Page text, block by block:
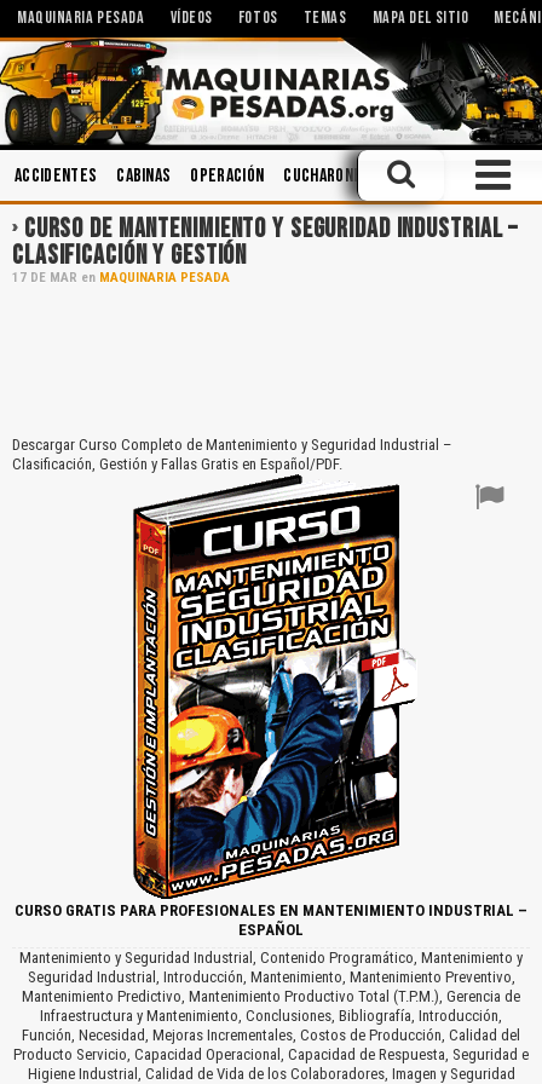
MAQUINARIA PESADA VÍDEOS FOTOS TEMAS MAPA DEL SITIO
Accidentes Cabinas Operación Cucharones Hidráulica Minería
CURSO DE MANTENIMIENTO Y SEGURIDAD INDUSTRIAL –
CLASIFICACIÓN Y GESTIÓN
17 DE MAR en MAQUINARIA PESADA
Descargar Curso Completo de Mantenimiento y Seguridad Industrial –
Clasificación, Gestión y Fallas Gratis en Español/PDF.
CURSO GRATIS PARA PROFESIONALES EN MANTENIMIENTO INDUSTRIAL –
ESPAÑOL
Mantenimiento y Seguridad Industrial, Contenido Programático, Mantenimiento y
Seguridad Industrial, Introducción, Mantenimiento, Mantenimiento Preventivo,
Mantenimiento Predictivo, Mantenimiento Productivo Total (T.P.M.), Gerencia de
Infraestructura y Mantenimiento, Conclusiones, Bibliografía, Introducción,
Función, Necesidad, Mejoras Incrementales, Costos de Producción, Calidad del
Producto Servicio, Capacidad Operacional, Capacidad de Respuesta, Seguridad e
Higiene Industrial, Calidad de Vida de los Colaboradores, Imagen y Seguridad